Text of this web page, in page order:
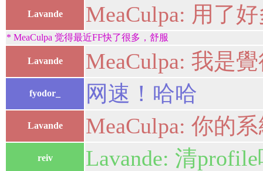
Lavande MeaCulpa: 用了
* MeaCulpa 觉得最近FF快了很多，舒服
Lavande MeaCulpa: 我是
fyodor_ 网速！哈哈
Lavande MeaCulpa: 你的
reiv Lavande: 清